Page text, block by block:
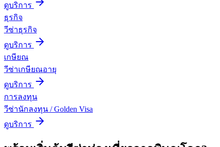
ดูบริการ
ธุรกิจ
วีซ่าธุรกิจ
ดูบริการ
เกษียณ
วีซ่าเกษียณอายุ
ดูบริการ
การลงทุน
วีซ่านักลงทุน / Golden Visa
ดูบริการ